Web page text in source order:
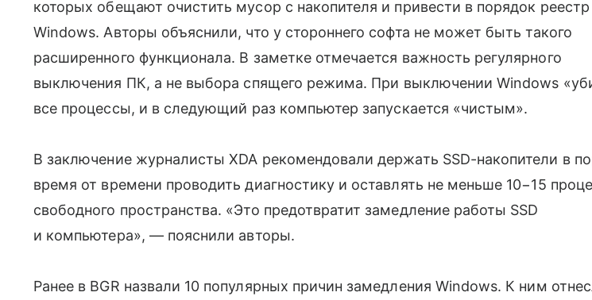
которых обещают очистить мусор с накопителя и привести в порядок реестр
Windows. Авторы объяснили, что у стороннего софта не может быть такого
расширенного функционала. В заметке отмечается важность регулярного
выключения ПК, а не выбора спящего режима. При выключении Windows
все процессы, и в следующий раз компьютер запускается «чистым».
В заключение журналисты XDA рекомендовали держать SSD-накопители в
время от времени проводить диагностику и оставлять не меньше 10−15
свободного пространства. «Это предотвратит замедление работы SSD
и компьютера», — пояснили авторы.
Ранее в BGR назвали 10 популярных причин замедления Windows. К ним